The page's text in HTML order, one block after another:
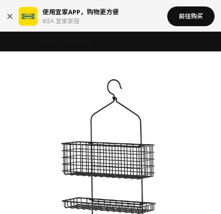
使用宜家APP，购物更方便
IKEA 宜家家居
前往购买